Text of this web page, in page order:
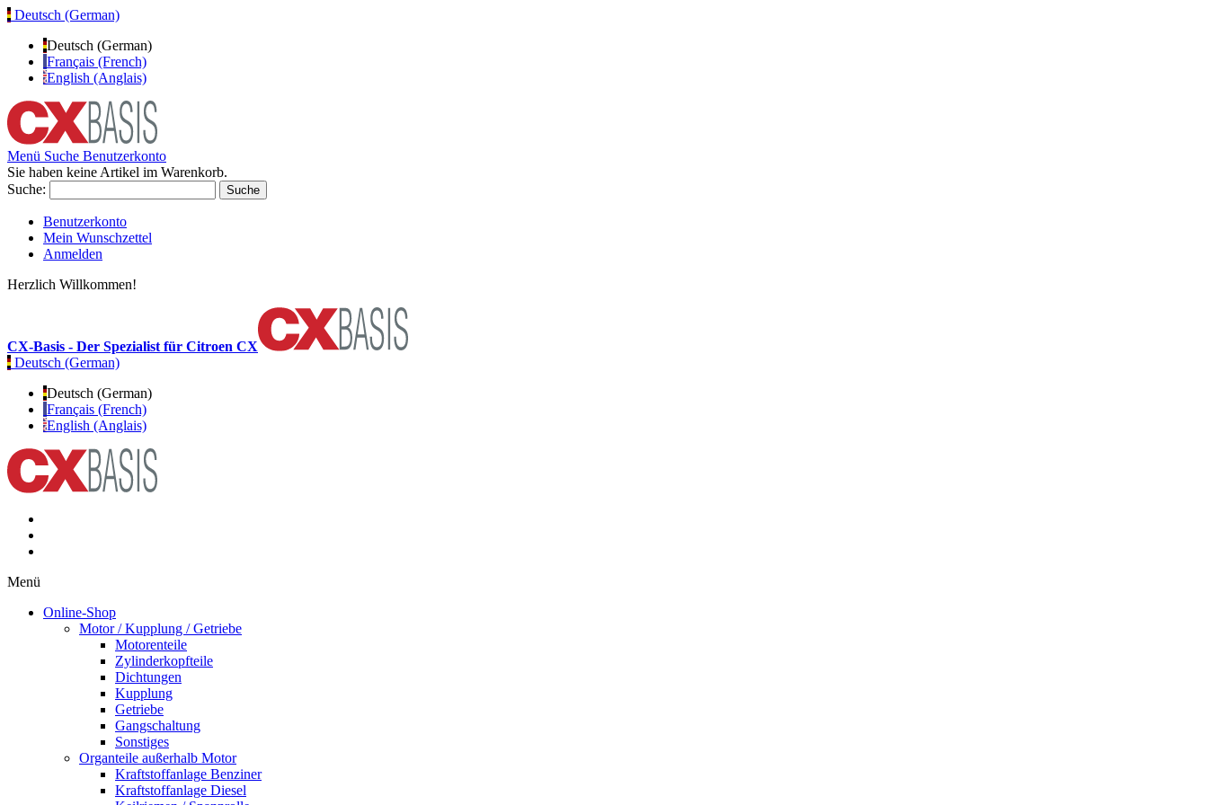
Deutsch (German)
Deutsch (German)
Français (French)
English (Anglais)
Menü Suche Benutzerkonto
Sie haben keine Artikel im Warenkorb.
Suche:
Suche
Benutzerkonto
Mein Wunschzettel
Anmelden
Herzlich Willkommen!
CX-Basis - Der Spezialist für Citroen CX
Deutsch (German)
Deutsch (German)
Français (French)
English (Anglais)
Menü
Online-Shop
Motor / Kupplung / Getriebe
Motorenteile
Zylinderkopfteile
Dichtungen
Kupplung
Getriebe
Gangschaltung
Sonstiges
Organteile außerhalb Motor
Kraftstoffanlage Benziner
Kraftstoffanlage Diesel